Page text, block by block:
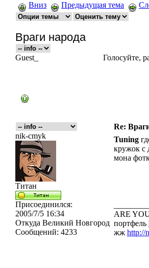
Вниз Предыдущая тема
Враги народа
Guest_
Голосуйте,
Re:
nik-cmyk
Титан
Присоединился:
2005/7/5 16:34
Откуда Великий Новгород
Сообщений: 4233
Tuning
кружок с
мона
ARE
портфель
жж http://